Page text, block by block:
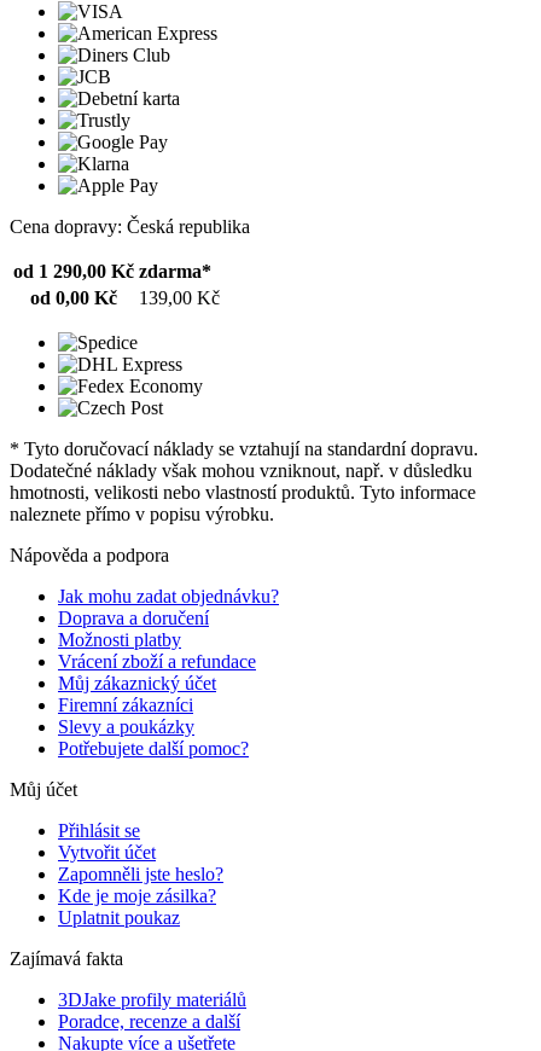
Cena dopravy: Česká republika
od 1 290,00 Kč zdarma*
od 0,00 Kč
139,00 Kč
* Tyto doručovací náklady se vztahují na standardní dopravu.
Dodatečné náklady však mohou vzniknout, např. v důsledku
hmotnosti, velikosti nebo vlastností produktů. Tyto informace
naleznete přímo v popisu výrobku.
Nápověda a podpora
Jak mohu zadat objednávku?
Doprava a doručení
Možnosti platby
Vrácení zboží a refundace
Můj zákaznický účet
Firemní zákazníci
Slevy a poukázky
Potřebujete další pomoc?
Můj účet
Přihlásit se
Vytvořit účet
Zapomněli jste heslo?
Kde je moje zásilka?
Uplatnit poukaz
Zajímavá fakta
3DJake profily materiálů
Poradce, recenze a další
Nakupte více a ušetřete